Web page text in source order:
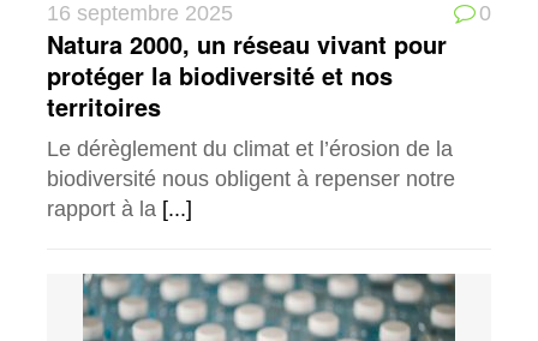
16 septembre 2025 0
Natura 2000, un réseau vivant pour
protéger la biodiversité et nos
territoires
Le dérèglement du climat et l’érosion de la
biodiversité nous obligent à repenser notre
rapport à la [...]